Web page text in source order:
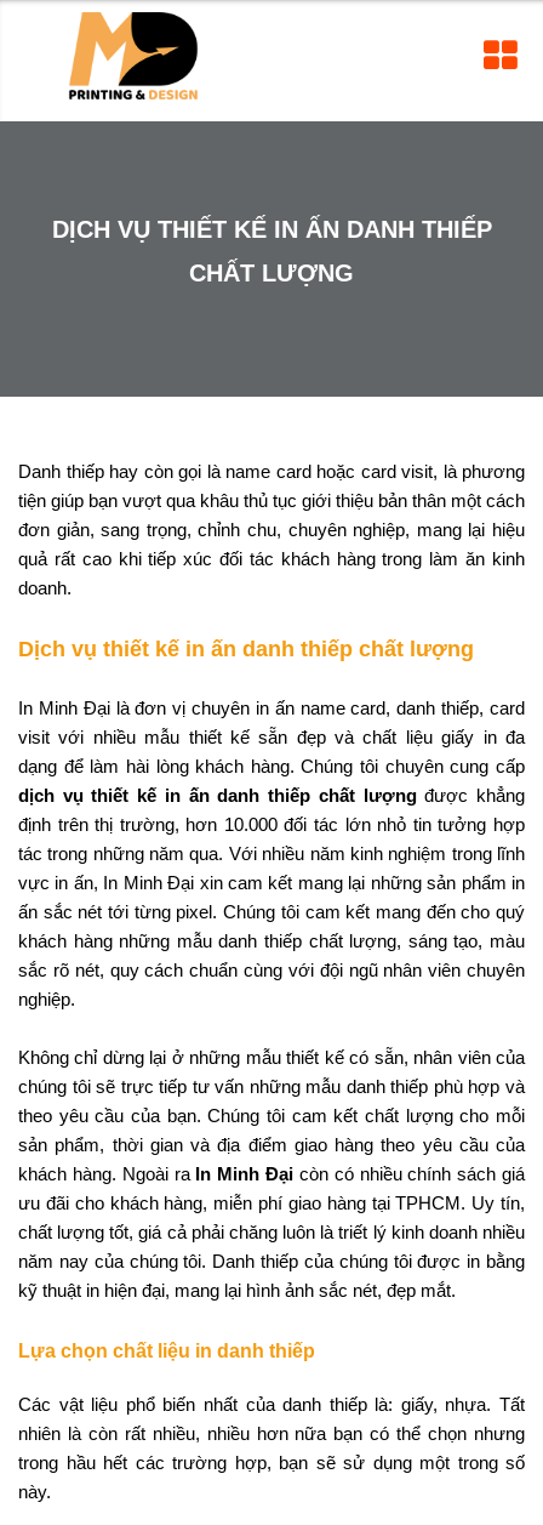
DỊCH VỤ THIẾT KẾ IN ẤN DANH THIẾP
CHẤT LƯỢNG
Danh thiếp hay còn gọi là name card hoặc card visit, là phương
tiện giúp bạn vượt qua khâu thủ tục giới thiệu bản thân một cách
đơn giản, sang trọng, chỉnh chu, chuyên nghiệp, mang lại hiệu
quả rất cao khi tiếp xúc đối tác khách hàng trong làm ăn kinh
doanh.
Dịch vụ thiết kế in ấn danh thiếp chất lượng
In Minh Đại là đơn vị chuyên in ấn name card, danh thiếp, card
visit với nhiều mẫu thiết kế sẵn đẹp và chất liệu giấy in đa
dạng để làm hài lòng khách hàng. Chúng tôi chuyên cung cấp
dịch vụ thiết kế in ấn danh thiếp chất lượng được khẳng
định trên thị trường, hơn 10.000 đối tác lớn nhỏ tin tưởng hợp
tác trong những năm qua. Với nhiều năm kinh nghiệm trong lĩnh
vực in ấn, In Minh Đại xin cam kết mang lại những sản phẩm in
ấn sắc nét tới từng pixel. Chúng tôi cam kết mang đến cho quý
khách hàng những mẫu danh thiếp chất lượng, sáng tạo, màu
sắc rõ nét, quy cách chuẩn cùng với đội ngũ nhân viên chuyên
nghiệp.
Không chỉ dừng lại ở những mẫu thiết kế có sẵn, nhân viên của
chúng tôi sẽ trực tiếp tư vấn những mẫu danh thiếp phù hợp và
theo yêu cầu của bạn. Chúng tôi cam kết chất lượng cho mỗi
sản phẩm, thời gian và địa điểm giao hàng theo yêu cầu của
khách hàng. Ngoài ra In Minh Đại còn có nhiều chính sách giá
ưu đãi cho khách hàng, miễn phí giao hàng tại TPHCM. Uy tín,
chất lượng tốt, giá cả phải chăng luôn là triết lý kinh doanh nhiều
năm nay của chúng tôi. Danh thiếp của chúng tôi được in bằng
kỹ thuật in hiện đại, mang lại hình ảnh sắc nét, đẹp mắt.
Lựa chọn chất liệu in danh thiếp
Các vật liệu phổ biến nhất của danh thiếp là: giấy, nhựa. Tất
nhiên là còn rất nhiều, nhiều hơn nữa bạn có thể chọn nhưng
trong hầu hết các trường hợp, bạn sẽ sử dụng một trong số
này.